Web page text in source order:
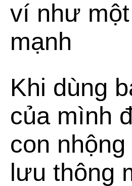
ví như
mạnh
Khi dùng
của mình
con
lưu thông